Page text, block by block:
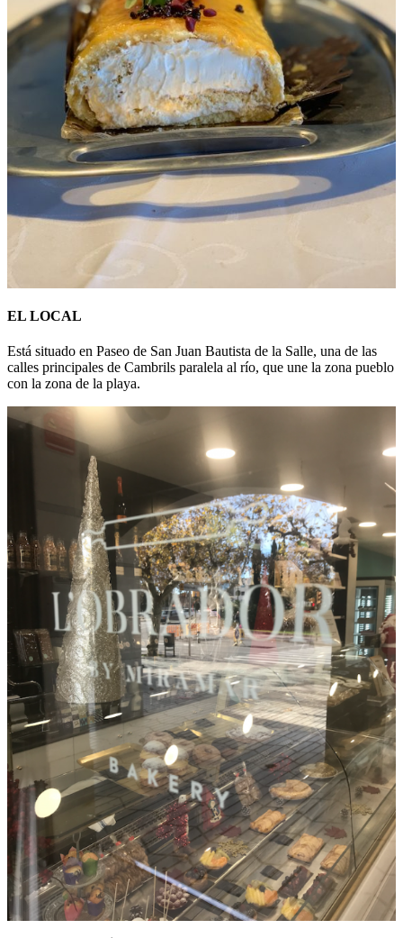
EL LOCAL
Está situado en Paseo de San Juan Bautista de la Salle, una de las
calles principales de Cambrils paralela al río, que une la zona pueblo
con la zona de la playa.